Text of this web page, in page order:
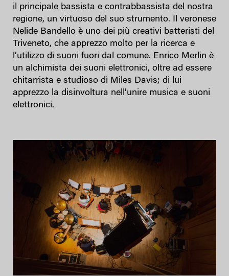
il principale bassista e contrabbassista del nostra
regione, un virtuoso del suo strumento. Il veronese
Nelide Bandello è uno dei più creativi batteristi del
Triveneto, che apprezzo molto per la ricerca e
l’utilizzo di suoni fuori dal comune. Enrico Merlin è
un alchimista dei suoni elettronici, oltre ad essere
chitarrista e studioso di Miles Davis; di lui
apprezzo la disinvoltura nell’unire musica e suoni
elettronici.